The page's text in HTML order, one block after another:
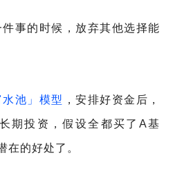
事的时候，放弃其他选择能
水池」模型 ，安排好资金后，
期投资，假设全都买了A基
在的好处了。